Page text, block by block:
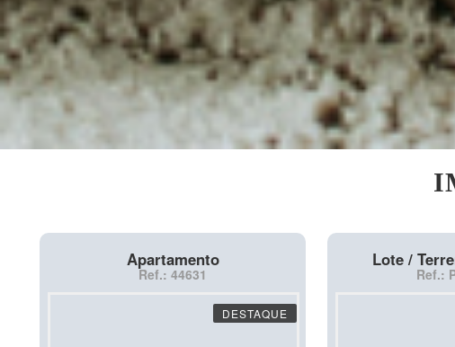
Apartamento
Ref.: 44631
DESTAQUE
Lote /
Ref.: